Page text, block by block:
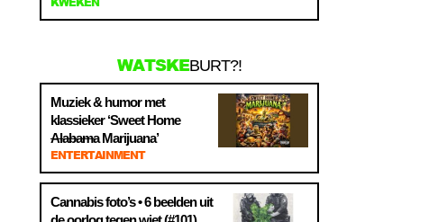
WATSKEBURT?!
Muziek & humor met
klassieker ‘Sweet Home
AlabamaMarijuana’
ENTERTAINMENT
Cannabis foto’s • 6 beelden uit